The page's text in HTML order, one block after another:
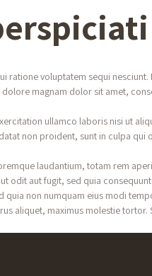
ratione voluptatem sequi
magnam dolor sit amet,
ullamco laboris nisi ut
non proident, sunt in culpa
laudantium, totam rem
odit aut fugit, sed quia
quia non numquam eius modi
aliquet, maximus molestie